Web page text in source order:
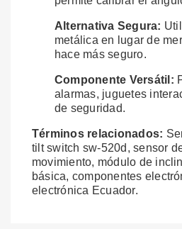
Alternativa Segura:
metálica en lugar de
hace más seguro.
Componente Versátil:
alarmas, juguetes
de seguridad.
Términos relacionados:
tilt switch sw-520d, sensor
movimiento, módulo de
básica, componentes
electrónica Ecuador.